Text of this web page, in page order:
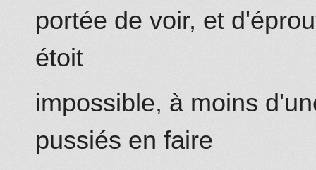
portée de voir, et
étoit
impossible, à moins
pussiés en faire